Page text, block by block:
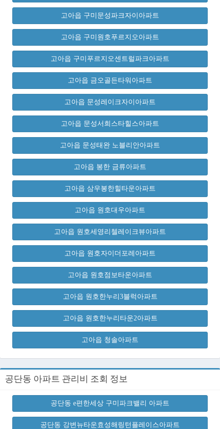
고아읍 구미문성파크자이아파트
고아읍 구미원호푸르지오아파트
고아읍 구미푸르지오센트럴파크아파트
고아읍 금오골든타워아파트
고아읍 문성레이크자이아파트
고아읍 문성서희스타힐스아파트
고아읍 문성태완 노블리안아파트
고아읍 봉한 금류아파트
고아읍 삼우봉한힐타운아파트
고아읍 원호대우아파트
고아읍 원호세영리첼레이크뷰아파트
고아읍 원호자이더포레아파트
고아읍 원호점보타운아파트
고아읍 원호한누리3블럭아파트
고아읍 원호한누리타운2아파트
고아읍 청솔아파트
공단동 아파트 관리비 조회 정보
공단동 e편한세상 구미파크밸리 아파트
공단동 강변뉴타운효성해링턴플레이스아파트